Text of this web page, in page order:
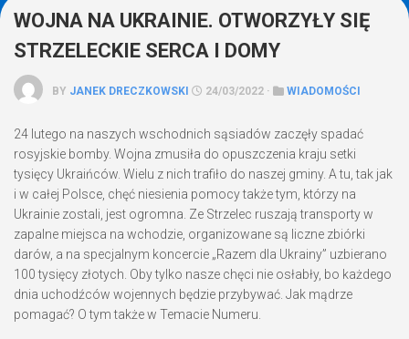
WOJNA NA UKRAINIE. OTWORZYŁY SIĘ
STRZELECKIE SERCA I DOMY
BY JANEK DRECZKOWSKI 24/03/2022 · WIADOMOŚCI
24 lutego na naszych wschodnich sąsiadów zaczęły spadać
rosyjskie bomby. Wojna zmusiła do opuszczenia kraju setki
tysięcy Ukraińców. Wielu z nich trafiło do naszej gminy. A tu, tak jak
i w całej Polsce, chęć niesienia pomocy także tym, którzy na
Ukrainie zostali, jest ogromna. Ze Strzelec ruszają transporty w
zapalne miejsca na wchodzie, organizowane są liczne zbiórki
darów, a na specjalnym koncercie „Razem dla Ukrainy” uzbierano
100 tysięcy złotych. Oby tylko nasze chęci nie osłabły, bo każdego
dnia uchodźców wojennych będzie przybywać. Jak mądrze
pomagać? O tym także w Temacie Numeru.